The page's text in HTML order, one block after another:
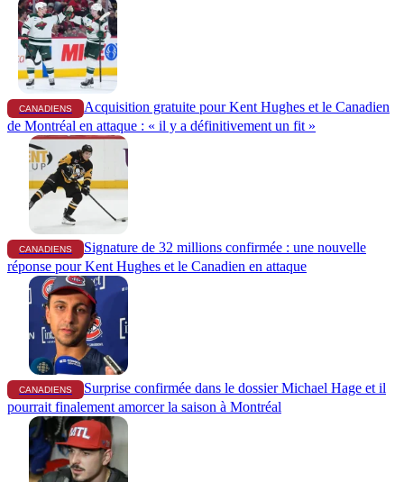
CANADIENS
Acquisition gratuite pour Kent Hughes et le Canadien
de Montréal en attaque : « il y a définitivement un fit »
CANADIENS
Signature de 32 millions confirmée : une nouvelle
réponse pour Kent Hughes et le Canadien en attaque
CANADIENS
Surprise confirmée dans le dossier Michael Hage et il
pourrait finalement amorcer la saison à Montréal